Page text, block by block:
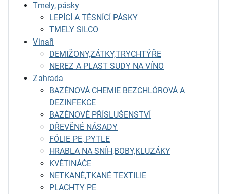
Tmely, pásky
LEPÍCÍ A TĚSNÍCÍ PÁSKY
TMELY SILCO
Vinaři
DEMIŽONY,ZÁTKY,TRYCHTÝŘE
NEREZ A PLAST SUDY NA VÍNO
Zahrada
BAZÉNOVÁ CHEMIE BEZCHLÓROVÁ A
DEZINFEKCE
BAZÉNOVÉ PŘÍSLUŠENSTVÍ
DŘEVĚNÉ NÁSADY
FÓLIE PE, PYTLE
HRABLA NA SNÍH,BOBY,KLUZÁKY
KVĚTINÁČE
NETKANÉ,TKANÉ TEXTILIE
PLACHTY PE